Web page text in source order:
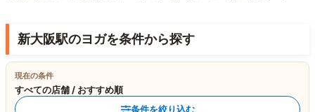
新大阪駅のヨガを条件から探す
現在の条件
すべての店舗 / おすすめ順
条件を絞り込む